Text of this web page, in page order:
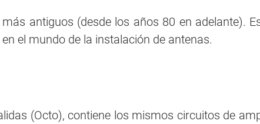
antiguos (desde los años 80 en adelante).
el mundo de la instalación de antenas.
(Octo), contiene los mismos circuitos de